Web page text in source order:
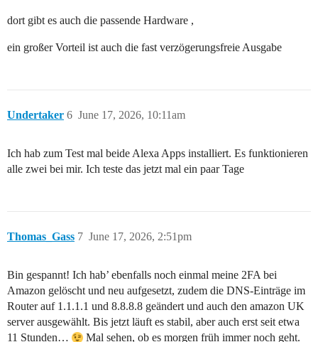
dort gibt es auch die passende Hardware ,
ein großer Vorteil ist auch die fast verzögerungsfreie Ausgabe
Undertaker June 17, 2026, 10:11am
6
Ich hab zum Test mal beide Alexa Apps installiert. Es funktionieren
alle zwei bei mir. Ich teste das jetzt mal ein paar Tage
Thomas_Gass June 17, 2026, 2:51pm
7
Bin gespannt! Ich hab’ ebenfalls noch einmal meine 2FA bei
Amazon gelöscht und neu aufgesetzt, zudem die DNS-Einträge im
Router auf 1.1.1.1 und 8.8.8.8 geändert und auch den amazon UK
server ausgewählt. Bis jetzt läuft es stabil, aber auch erst seit etwa
11 Stunden…
Mal sehen, ob es morgen früh immer noch geht.